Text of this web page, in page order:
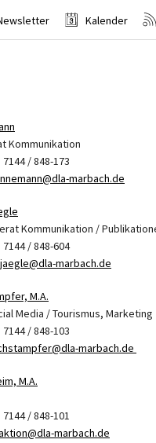
Kalender
Kommunikation
/ 848-173
marbach.de
Kommunikation /
/ 848-604
marbach.de
M.A.
Media / Tourismus, Marketing
/ 848-103
marbach.de
M.A.
/ 848-101
marbach.de